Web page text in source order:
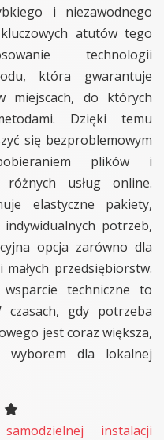
i niezawodnego
atutów tego
technologii
która gwarantuje
miejscach, do których
Dzięki temu
się bezproblemowym
plików i
usług online.
elastyczne pakiety,
potrzeb,
opcja zarówno dla
przedsiębiorstw.
techniczne to
gdy potrzeba
jest coraz większa,
wyborem dla lokalnej
instalacji